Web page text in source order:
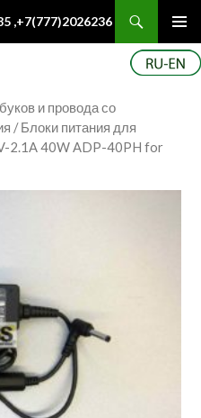
,+7(777)2026236
и провода со
/Блоки питания для
2.1A 40W ADP-40PH for